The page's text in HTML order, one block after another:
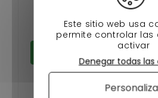
En stock
Este sitio web usa
permite controlar las
activar
Denegar todas las